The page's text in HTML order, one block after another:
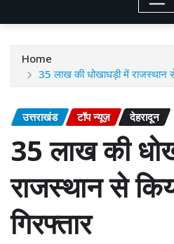
Home
35 लाख की धोखाधड़ी में राजस्थान
उत्तराखंड टॉप न्यूज़ देहरादून
35 लाख की
राजस्थान से
गिरफ्तार